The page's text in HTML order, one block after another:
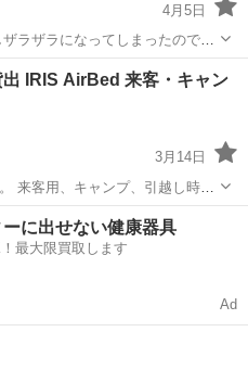
4月5日
ラザラになってしまったのでお
IRIS AirBed 来客・キャン
3月14日
ド
ンプ 【サイズ】 約193cm × 72cm × 厚さ13cm ...
エアー
ーに出せない健康器具
最大限買取します
Ad